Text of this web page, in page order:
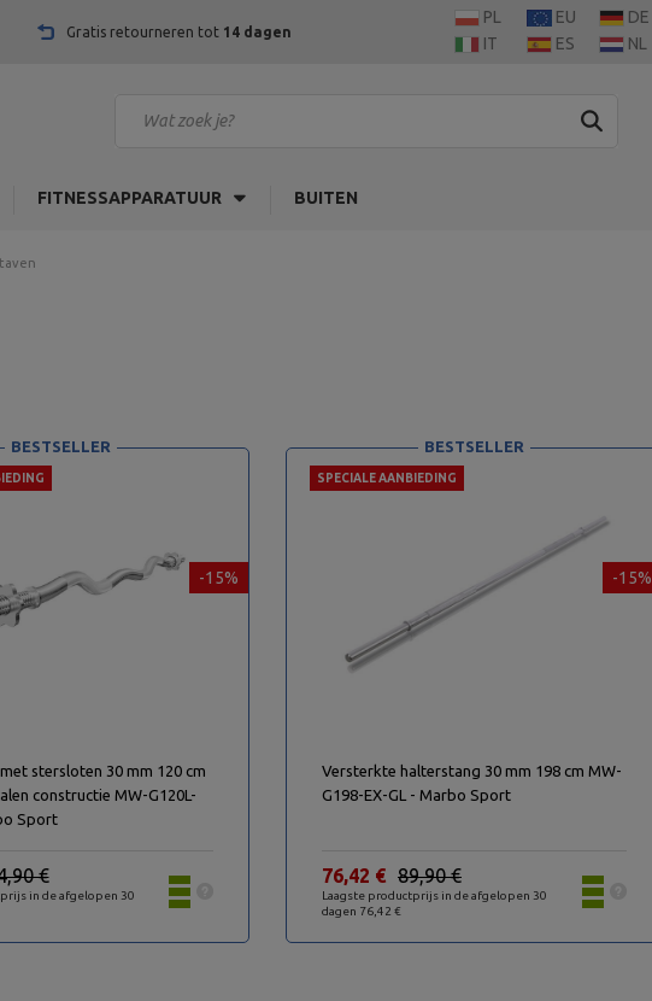
Gratis retourneren tot 14 dagen
PL EU DE
IT
ES NL
FITNESSAPPARATUUR BUITEN
-15%
BESTSELLER
stersloten 30 mm 120 cm
constructie MW-G120L-
Sport
in de afgelopen 30
€
-15%
SPECIALE AANBIEDING
BESTSELLER
Versterkte halterstang 30 mm 198 cm MW-
G198-EX-GL - Marbo Sport
Laagste productprijs in de afgelopen 30
dagen 76,42 €
89,90 €
76,42 €